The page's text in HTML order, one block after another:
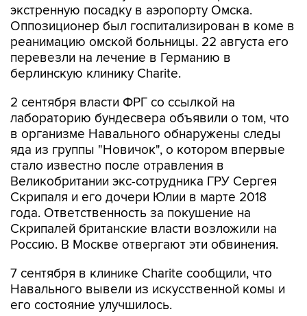
экстренную посадку в аэропорту Омска.
Оппозиционер был госпитализирован в коме в
реанимацию омской больницы. 22 августа его
перевезли на лечение в Германию в
берлинскую клинику Charite.
2 сентября власти ФРГ со ссылкой на
лабораторию бундесвера объявили о том, что
в организме Навального обнаружены следы
яда из группы "Новичок", о котором впервые
стало известно после отравления в
Великобритании экс-сотрудника ГРУ Сергея
Скрипаля и его дочери Юлии в марте 2018
года. Ответственность за покушение на
Скрипалей британские власти возложили на
Россию. В Москве отвергают эти обвинения.
7 сентября в клинике Charite сообщили, что
Навального вывели из искусственной комы и
его состояние улучшилось.